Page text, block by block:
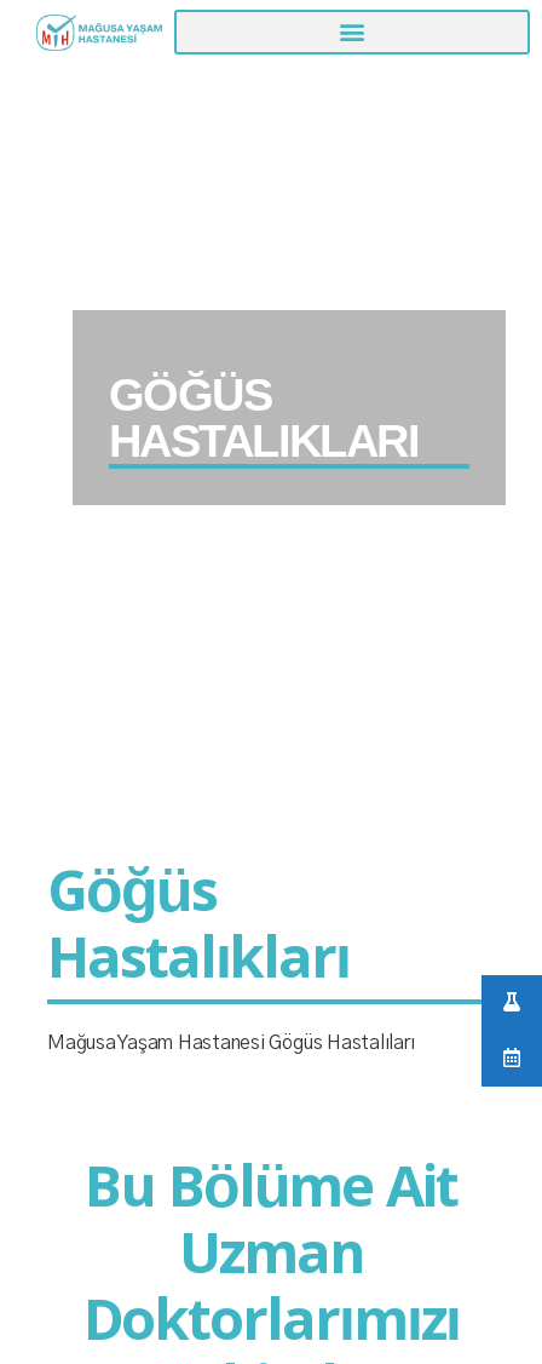
GÖĞÜS
HASTALIKLARI
Göğüs
Hastalıkları
Mağusa Yaşam Hastanesi Gögüs Hastalıları
Bu Bölüme Ait
Uzman
Doktorlarımızı